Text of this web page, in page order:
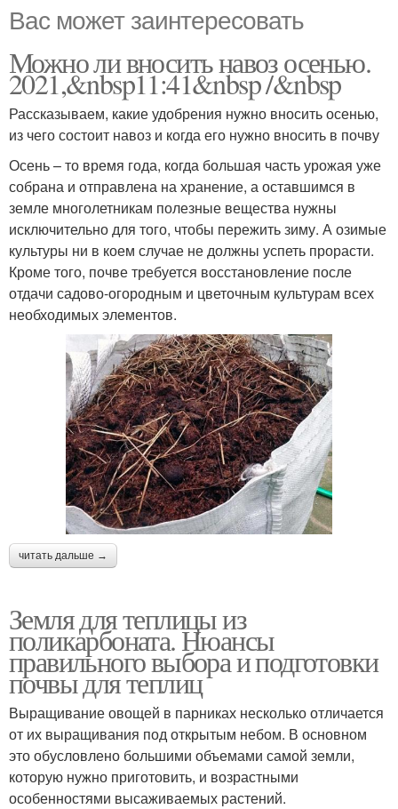
Вас может заинтересовать
Можно ли вносить навоз осенью.
2021,&nbsp11:41&nbsp /&nbsp
Рассказываем, какие удобрения нужно вносить осенью,
из чего состоит навоз и когда его нужно вносить в почву
Осень – то время года, когда большая часть урожая уже
собрана и отправлена на хранение, а оставшимся в
земле многолетникам полезные вещества нужны
исключительно для того, чтобы пережить зиму. А озимые
культуры ни в коем случае не должны успеть прорасти.
Кроме того, почве требуется восстановление после
отдачи садово-огородным и цветочным культурам всех
необходимых элементов.
читать дальше →
Земля для теплицы из
поликарбоната. Нюансы
правильного выбора и подготовки
почвы для теплиц
Выращивание овощей в парниках несколько отличается
от их выращивания под открытым небом. В основном
это обусловлено большими объемами самой земли,
которую нужно приготовить, и возрастными
особенностями высаживаемых растений.